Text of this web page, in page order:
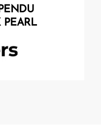
PEARL